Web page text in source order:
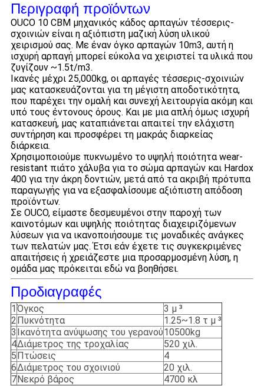
Περιγραφή προϊόντων
OUCO 10 CBM μηχανικός κάδος αρπαγών τέσσερις-
σχοινιών είναι η αξιόπιστη μαζική λύση υλικού
χειρισμού σας. Με έναν όγκο αρπαγών 10m3, αυτή η
ισχυρή αρπαγή μπορεί εύκολα να χειριστεί τα υλικά που
ζυγίζουν ~1.5t/m3.
Ικανές μέχρι 25,000kg, οι αρπαγές τέσσερις-σχοινιών
μας κατασκευάζονται για τη μέγιστη αποδοτικότητα,
που παρέχει την ομαλή και συνεχή λειτουργία ακόμη και
υπό τους έντονους όρους. Και με μια απλή όμως ισχυρή
κατασκευή, μας καταπιάνεται απαιτεί την ελάχιστη
συντήρηση και προσφέρει τη μακράς διαρκείας
διάρκεια.
Χρησιμοποιούμε πυκνωμένο το υψηλή ποιότητα wear-
resistant πιάτο χάλυβα για το σώμα αρπαγών και Hardox
400 για την άκρη δοντιών, μετά από τα ακριβή πρότυπα
παραγωγής για να εξασφαλίσουμε αξιόπιστη απόδοση
προϊόντων.
Σε OUCO, είμαστε δεσμευμένοι στην παροχή των
καινοτόμων και υψηλής ποιότητας διαχειριζόμενων
λύσεων για να ικανοποιήσουμε τις μοναδικές ανάγκες
των πελατών μας. Έτσι εάν έχετε τις συγκεκριμένες
απαιτήσεις ή χρειάζεστε μια προσαρμοσμένη λύση, η
ομάδα μας πρόκειται εδώ να βοηθήσει.
Προδιαγραφές
1 Όγκος
3 μ ³
2 Πυκνότητα
1.25~1.8 τ μ ³
3 Ικανότητα ανύψωσης του γερανού10500kg
4Διάμετρος της τροχαλίας
520 χιλ.
5 Πτώσεις
4
6Διάμετρος του σχοινιού
20 χιλ.
7 Νεκρό βάρος 4700 κλ